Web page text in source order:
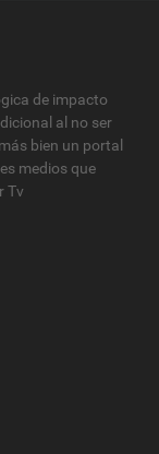
de impacto
al no ser
bien un portal
medios que
Tv